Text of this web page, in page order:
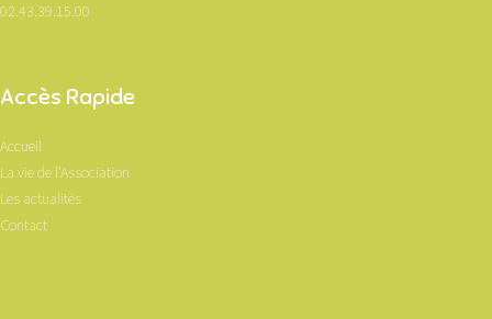
02.43.39.15.00
Accès Rapide
Accueil
La vie de l'Association
Les actualités
Contact